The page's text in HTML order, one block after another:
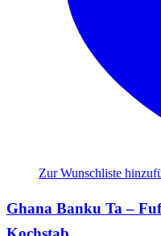
Zur Wunschliste
Ghana Banku Ta –